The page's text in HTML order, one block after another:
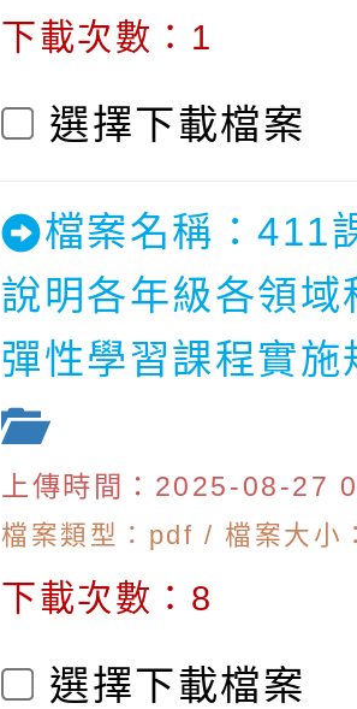
下載次數：1
選擇下載檔案
檔案名稱：411
說明各年級各領域
彈性學習課程實施
上傳時間：2025-08-27
檔案類型：pdf / 檔案大小
下載次數：8
選擇下載檔案